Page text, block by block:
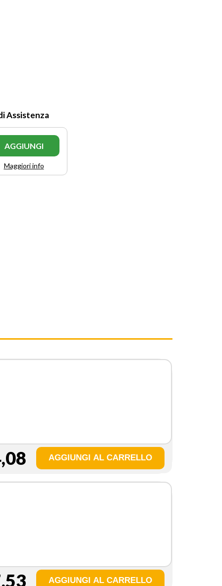
Assistenza
AGGIUNGI
Maggiori info